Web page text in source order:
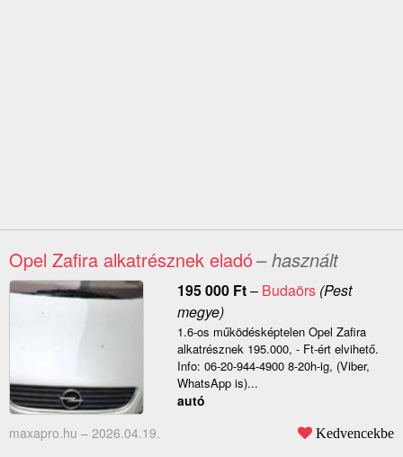
Opel Zafira alkatrésznek eladó– használt
195 000 Ft– Budaörs(Pest
megye)
1.6-os működésképtelen Opel Zafira
alkatrésznek 195.000, - Ft-ért elvihető.
Info: 06-20-944-4900 8-20h-ig, (Viber,
WhatsApp is)...
autó
maxapro.hu – 2026.04.19. Kedvencekbe